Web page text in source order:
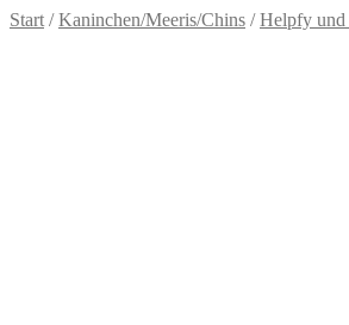
Start /Kaninchen/Meeris/Chins /Helpfy und